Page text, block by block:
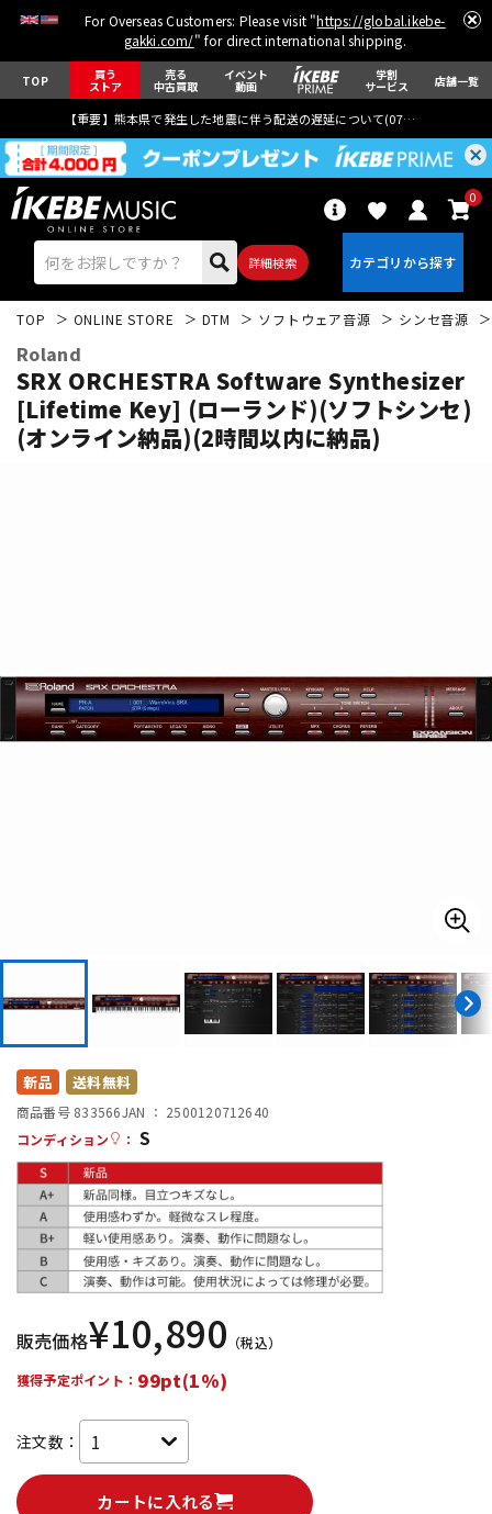
For Overseas Customers: Please visit "https://global.ikebe-
gakki.com/" for direct international shipping.
TOP 買う
ストア
売る
中古買取
イベント
動画
学割
サービス 店舗一覧
【重要】熊本県で発生した地震に伴う配送の遅延について(07月29日
詳細検索
0
エレキギター アコギ/エレアコ
キーボード 電子ピアノ
DTM オンライン納品 レコーディング機器
配信/ライブ機器
TOP ONLINE STORE DTM ソフトウェア音源 シンセ音源
Roland
SRX ORCHESTRA Software Synthesizer
[Lifetime Key] (ローランド)(ソフトシンセ)
(オンライン納品)(2時間以内に納品)
新品 送料無料
商品番号 833566JAN ： 2500120712640
コンディション
： S
販売価格¥10,890 （税込）
獲得予定ポイント： 99pt(1%)
注文数：
カートに入れる